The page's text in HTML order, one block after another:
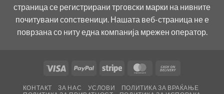
страница се регистрирани трговски марки на нивните
почитувани сопственици. Нашата веб-страница не е
поврзана со ниту една компанија мрежен оператор.
Visa PayPal Stripe MasterCard
Delivery
КОНТАКТ ЗА НАС УСЛОВИ
ПОЛИТИКА ЗА ВРАЌАЊЕ